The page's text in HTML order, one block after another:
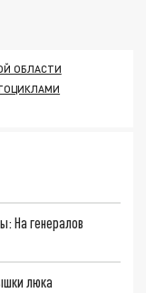
ОБЛАСТИ
На генералов
люка